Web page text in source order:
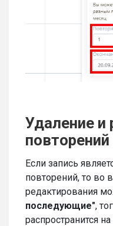
Удаление и
повторений
Если запись
повторений, то во
редактирования
последующие",
распространится